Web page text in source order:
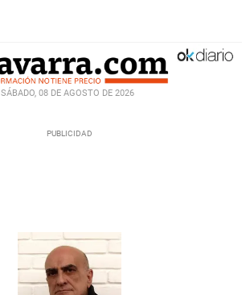
SÁBADO, 08 DE AGOSTO DE 2026